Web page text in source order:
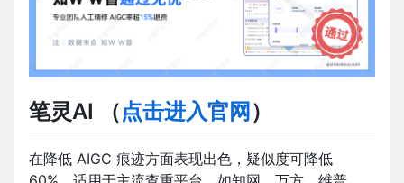
笔灵AI （点击进入官网 ）
在降低 AIGC 痕迹方面表现出色，疑似度可降低